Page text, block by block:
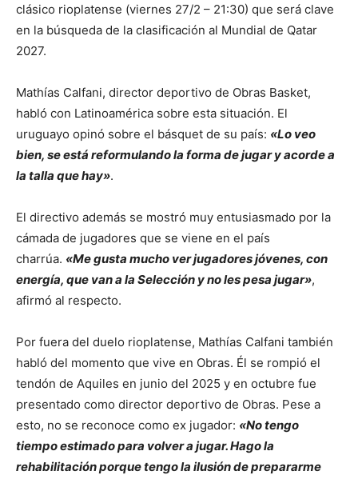
clásico rioplatense (viernes 27/2 – 21:30) que será clave
en la búsqueda de la clasificación al Mundial de Qatar
2027.
Mathías Calfani, director deportivo de Obras Basket,
habló con Latinoamérica sobre esta situación. El
uruguayo opinó sobre el básquet de su país: «Lo veo
bien, se está reformulando la forma de jugar y acorde a
la talla que hay».
El directivo además se mostró muy entusiasmado por la
cámada de jugadores que se viene en el país
charrúa. «Me gusta mucho ver jugadores jóvenes, con
energía, que van a la Selección y no les pesa jugar»,
afirmó al respecto.
Por fuera del duelo rioplatense, Mathías Calfani también
habló del momento que vive en Obras. Él se rompió el
tendón de Aquiles en junio del 2025 y en octubre fue
presentado como director deportivo de Obras. Pese a
esto, no se reconoce como ex jugador: «No tengo
tiempo estimado para volver a jugar. Hago la
rehabilitación porque tengo la ilusión de prepararme